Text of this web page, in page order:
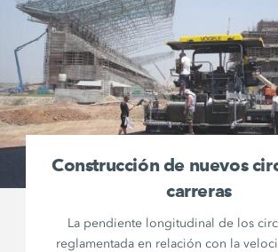
Construcción de nuevos
carreras
La pendiente longitudinal de los
reglamentada en relación con la